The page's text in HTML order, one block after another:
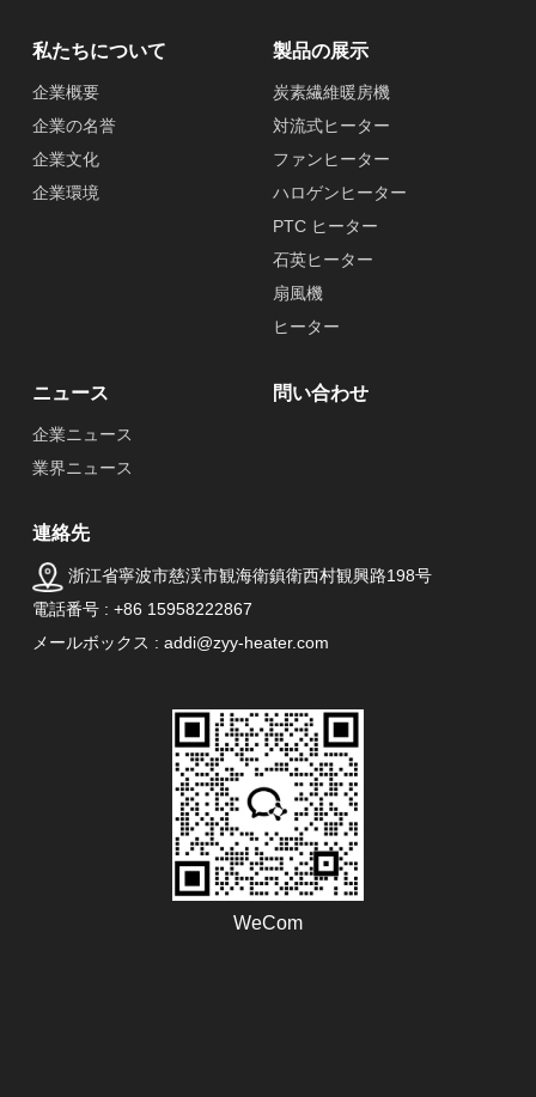
私たちについて
企業概要
企業の名誉
企業文化
企業環境
製品の展示
炭素繊維暖房機
対流式ヒーター
ファンヒーター
ハロゲンヒーター
PTC ヒーター
石英ヒーター
扇風機
ヒーター
ニュース
企業ニュース
業界ニュース
問い合わせ
連絡先
浙江省寧波市慈渓市観海衛鎮衛西村観興路198号
電話番号 : +86 15958222867
メールボックス : addi@zyy-heater.com
WeCom